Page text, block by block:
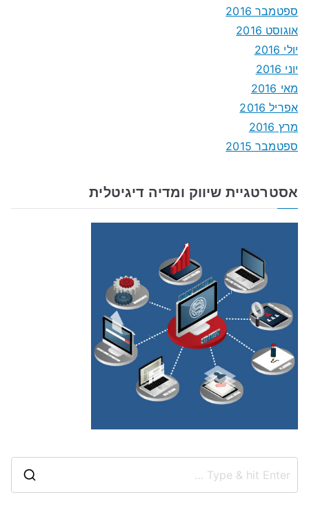
ספטמבר 2016
אוגוסט 2016
יולי 2016
יוני 2016
מאי 2016
אפריל 2016
מרץ 2016
ספטמבר 2015
אסטרטגיית שיווק ומדיה דיגיטלית